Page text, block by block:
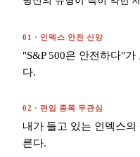
01 · 인덱스 안전 신앙
"S&P 500은 안전하다"가
다.
02 ·편입 종목 무관심
내가 들고 있는 인덱스의
른다.